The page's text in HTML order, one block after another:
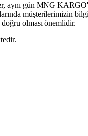
aynı gün MNG
müşterilerimizin
olması önemlidir.